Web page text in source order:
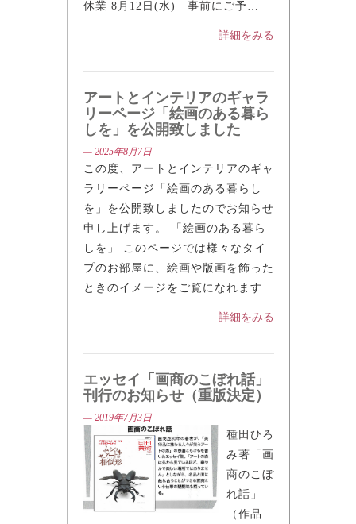
がございます。 8月11日(火・祝)
休業 8月12日(水) 事前にご予…
アートとインテリアのギャラ
リーページ「絵画のある暮ら
しを」を公開致しました
— 2025年8月7日
この度、アートとインテリアのギャ
ラリーページ「絵画のある暮らし
を」を公開致しましたのでお知らせ
申し上げます。 「絵画のある暮ら
しを」 このページでは様々なタイ
プのお部屋に、絵画や版画を飾った
ときのイメージをご覧になれます…
エッセイ「画商のこぼれ話」
刊行のお知らせ（重版決定）
— 2019年7月3日
種田ひろ
み著「画
商のこぼ
れ話」